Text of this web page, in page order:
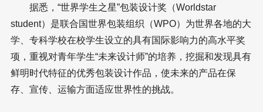
据悉，“世界学生之星”包装设计奖（Worldstar
student）是联合国世界包装组织（WPO）为世界各地的大
学、专科学校在校学生设立的具有国际影响力的高水平奖
项，重视对青年学生“未来设计师”的培养，挖掘和发现具有
鲜明时代特征的优秀包装设计作品，使未来的产品在保
存、宣传、运输方面适应世界性的挑战。